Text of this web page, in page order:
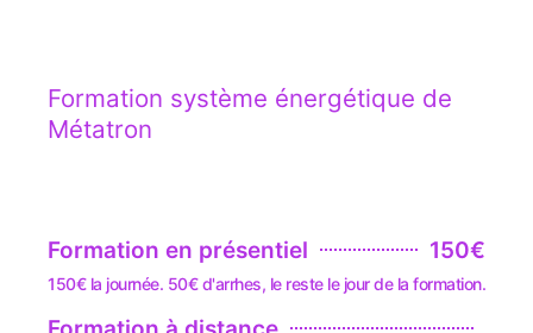
Formation système énergétique de
Métatron
Formation en présentiel 150€
150€ la journée. 50€ d'arrhes, le reste le jour de la formation.